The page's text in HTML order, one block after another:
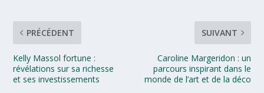
PRÉCÉDENT
Kelly Massol fortune :
révélations sur sa richesse
et ses investissements
SUIVANT
Caroline Margeridon : un
parcours inspirant dans le
monde de l’art et de la déco